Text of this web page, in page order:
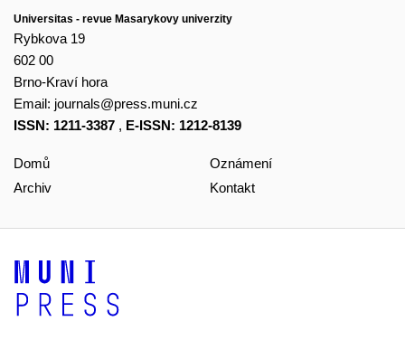
Universitas - revue Masarykovy univerzity
Rybkova 19
602 00
Brno-Kraví hora
Email: journals@press.muni.cz
ISSN: 1211-3387 , E-ISSN: 1212-8139
Domů
Archiv
Oznámení
Kontakt